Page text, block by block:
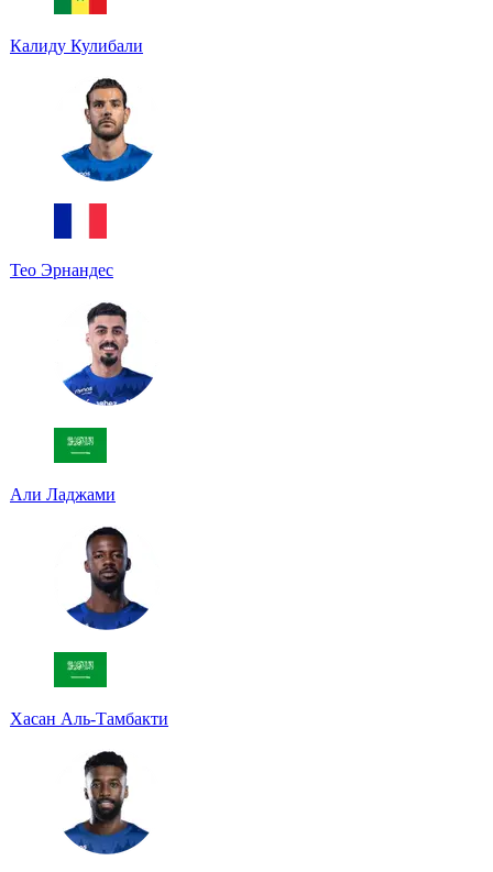
Калиду Кулибали
Тео Эрнандес
Али Ладжами
Хасан Аль-Тамбакти